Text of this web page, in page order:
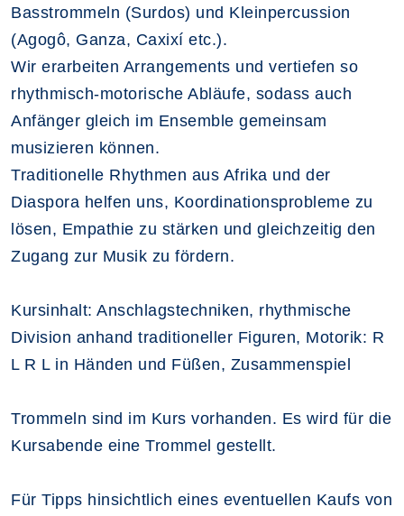
Basstrommeln (Surdos) und Kleinpercussion
(Agogô, Ganza, Caxixí etc.).
Wir erarbeiten Arrangements und vertiefen so
rhythmisch-motorische Abläufe, sodass auch
Anfänger gleich im Ensemble gemeinsam
musizieren können.
Traditionelle Rhythmen aus Afrika und der
Diaspora helfen uns, Koordinationsprobleme zu
lösen, Empathie zu stärken und gleichzeitig den
Zugang zur Musik zu fördern.
Kursinhalt: Anschlagstechniken, rhythmische
Division anhand traditioneller Figuren, Motorik: R
L R L in Händen und Füßen, Zusammenspiel
Trommeln sind im Kurs vorhanden. Es wird für die
Kursabende eine Trommel gestellt.
Für Tipps hinsichtlich eines eventuellen Kaufs von